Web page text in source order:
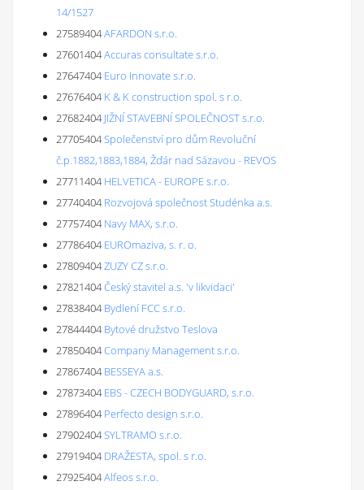
14/1527
27589404AFARDON s.r.o.
27601404Accuras consultate s.r.o.
27647404 Euro Innovate s.r.o.
27676404 K & K construction spol. s r.o.
27682404 JIŽNÍ STAVEBNÍ SPOLEČNOST s.r.o.
27705404Společenství pro dům Revoluční
č.p.1882,1883,1884, Žďár nad Sázavou - REVOS
27711404 HELVETICA - EUROPE s.r.o.
27740404 Rozvojová společnost Studénka a.s.
27757404 Navy MAX, s.r.o.
27786404 EUROmaziva, s. r. o.
27809404ZUZY CZ s.r.o.
27821404Český stavitel a.s. 'v likvidaci'
27838404 Bydlení FCC s.r.o.
27844404 Bytové družstvo Teslova
27850404Company Management s.r.o.
27867404 BESSEYA a.s.
27873404 EBS - CZECH BODYGUARD, s.r.o.
27896404 Perfecto design s.r.o.
27902404SYLTRAMO s.r.o.
27919404 DRAŽESTA, spol. s r.o.
27925404Alfeos s.r.o.